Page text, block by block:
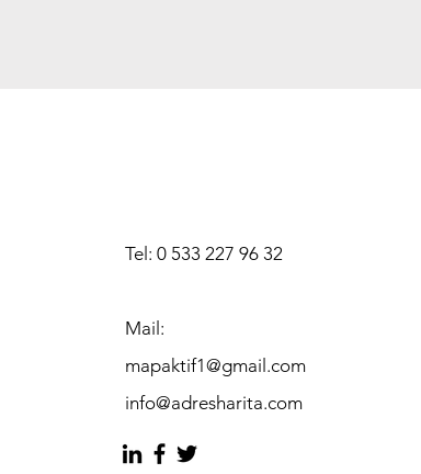
Tel: 0 533 227 96 32
Mail:
mapaktif1@gmail.com
info@adresharita.com